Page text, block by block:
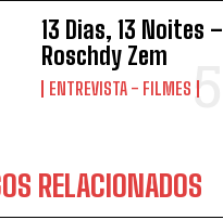
13 Dias, 13 Noites –
Roschdy Zem
ENTREVISTA - FILMES
RELACIONADOS